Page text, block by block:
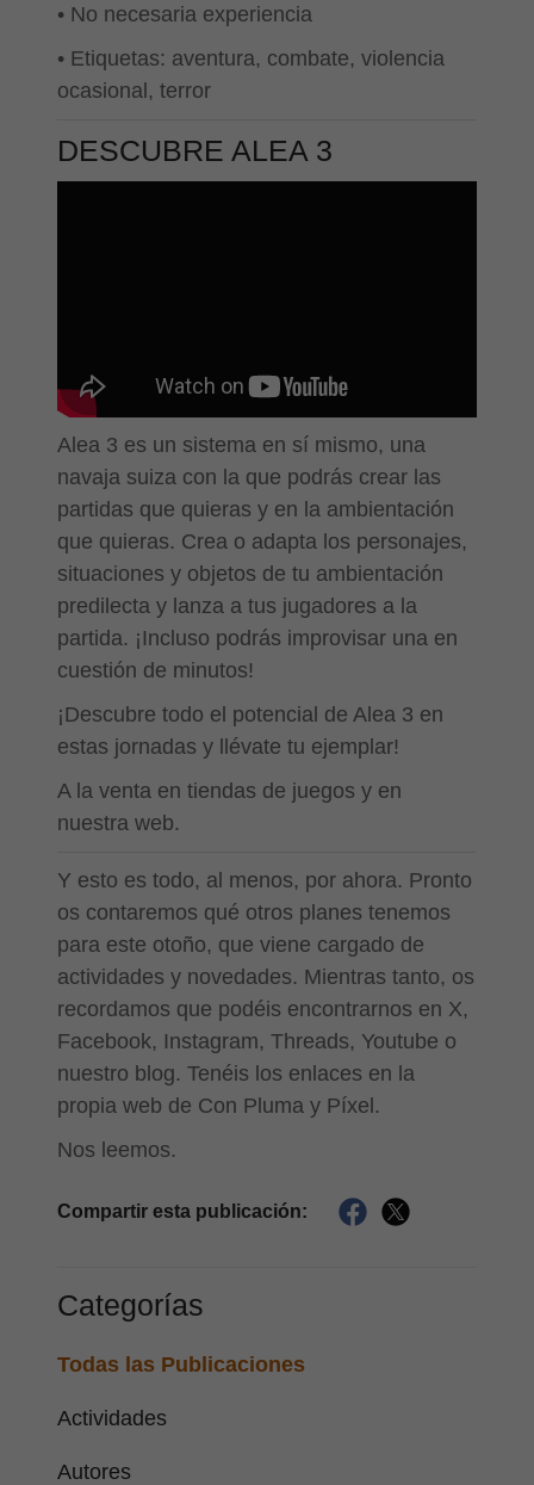
• No necesaria experiencia
• Etiquetas: aventura, combate, violencia
ocasional, terror
DESCUBRE ALEA 3
Alea 3 es un sistema en sí mismo, una
navaja suiza con la que podrás crear las
partidas que quieras y en la ambientación
que quieras. Crea o adapta los personajes,
situaciones y objetos de tu ambientación
predilecta y lanza a tus jugadores a la
partida. ¡Incluso podrás improvisar una en
cuestión de minutos!
¡Descubre todo el potencial de Alea 3 en
estas jornadas y llévate tu ejemplar!
A la venta en tiendas de juegos y en
nuestra web.
Y esto es todo, al menos, por ahora. Pronto
os contaremos qué otros planes tenemos
para este otoño, que viene cargado de
actividades y novedades. Mientras tanto, os
recordamos que podéis encontrarnos en X,
Facebook, Instagram, Threads, Youtube o
nuestro blog. Tenéis los enlaces en la
propia web de Con Pluma y Píxel.
Nos leemos.
Compartir esta publicación:
Categorías
Todas las Publicaciones
Actividades
Autores